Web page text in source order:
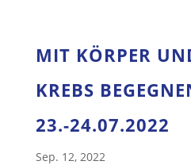
​MIT KÖRPER
KREBS
23.-24.07.2022
Sep. 12, 2022